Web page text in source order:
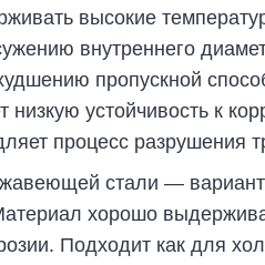
высокие
внутреннего
пропускной
низкую устойчивость к
процесс разрушения
стали —
хорошо
Подходит как для